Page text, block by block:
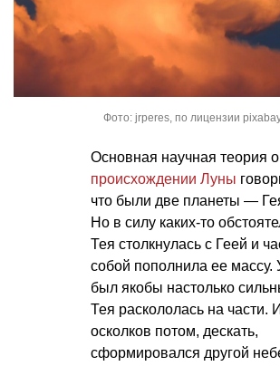
Фото: jrperes, по лицензии
Основная научная теория о
происхождении Луны
что были две планеты —
Но в силу каких-то
Тея столкнулась с Геей и
собой пополнила ее массу.
был якобы настолько
Тея раскололась на части.
осколков потом, дескать,
сформировался другой